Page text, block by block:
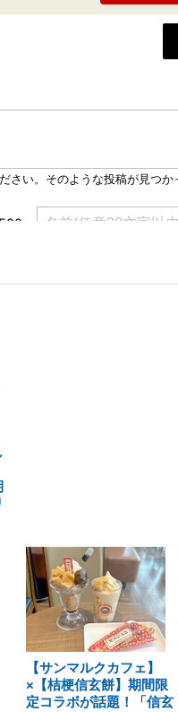
【サンマルクカフェ】
×【桔梗信玄餅】期間限
定コラボが話題！「信玄